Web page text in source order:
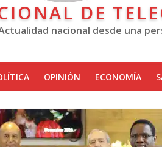
DE
nacional desde una
OPINIÓN ECONOMÍA